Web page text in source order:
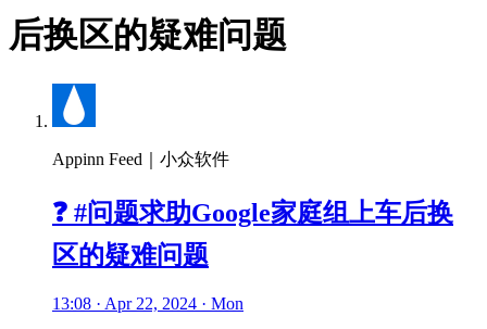
后换区的疑难问题
Appinn Feed｜小众软件
❓ #问题求助Google家庭组上车后换
区的疑难问题
13:08 · Apr 22, 2024 · Mon